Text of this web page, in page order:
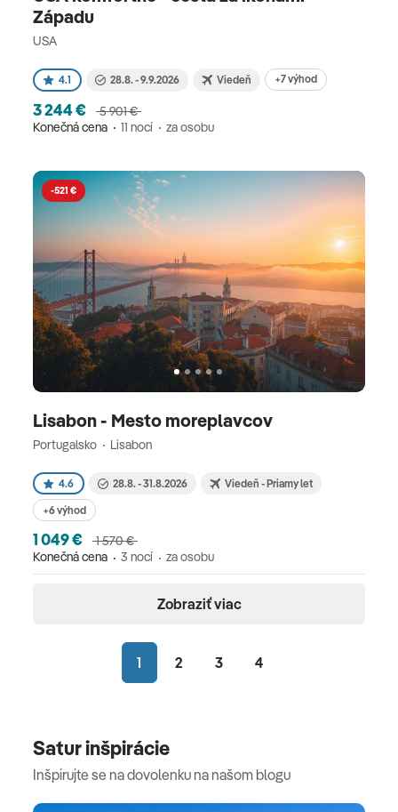
Západu
USA
4.1 28.8. - 9.9.2026 Viedeň +7 výhod
3 244 €
5 901 €
Konečná cena
11 nocí za osobu
-521 €
Lisabon - Mesto moreplavcov
Portugalsko Lisabon
4.6 28.8. - 31.8.2026 Viedeň - Priamy let
+6 výhod
1 049 €
1 570 €
Konečná cena
3 nocí za osobu
1 2 3 4
Zobraziť viac
Satur inšpirácie
Inšpirujte se na dovolenku na našom blogu